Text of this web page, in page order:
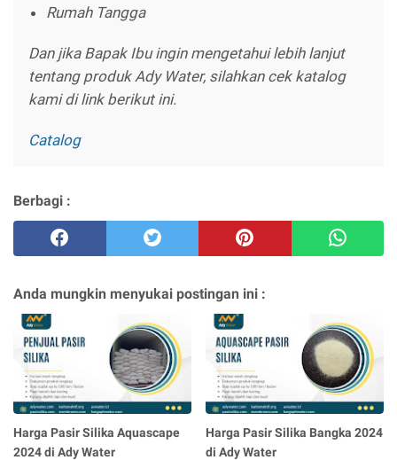
Rumah Tangga
Dan jika Bapak Ibu ingin mengetahui lebih lanjut
tentang produk Ady Water, silahkan cek katalog
kami di link berikut ini.
Catalog
Berbagi :
Anda mungkin menyukai postingan ini :
Harga Pasir Silika Aquascape
2024 di Ady Water
Harga Pasir Silika Bangka 2024
di Ady Water